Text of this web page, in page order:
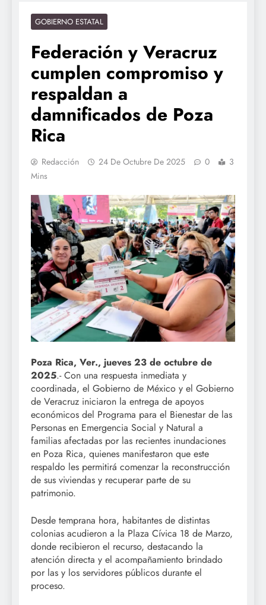
GOBIERNO ESTATAL
Federación y Veracruz
cumplen compromiso y
respaldan a
damnificados de Poza
Rica
Redacción 24 De Octubre De 2025 0
3
Mins
Poza Rica, Ver., jueves 23 de octubre de
2025.- Con una respuesta inmediata y
coordinada, el Gobierno de México y el Gobierno
de Veracruz iniciaron la entrega de apoyos
económicos del Programa para el Bienestar de las
Personas en Emergencia Social y Natural a
familias afectadas por las recientes inundaciones
en Poza Rica, quienes manifestaron que este
respaldo les permitirá comenzar la reconstrucción
de sus viviendas y recuperar parte de su
patrimonio.
Desde temprana hora, habitantes de distintas
colonias acudieron a la Plaza Cívica 18 de Marzo,
donde recibieron el recurso, destacando la
atención directa y el acompañamiento brindado
por las y los servidores públicos durante el
proceso.